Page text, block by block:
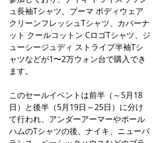
ュ長袖Tシャツ、プーマ ボディウェア
クリーンフレッシュTシャツ、カバーナ
ット クールコットン CロゴTシャツ、ジ
ューシージュディ ストライプ半袖Tシ
ャツなどが1〜2万ウォン台で購入でき
ます。
このセールイベントは前半（～5月18
日）と後半（5月19日～25日）に分け
て行われ、アンダーアーマーやポール
ハムのTシャツの後、ナイキ、ニューバ